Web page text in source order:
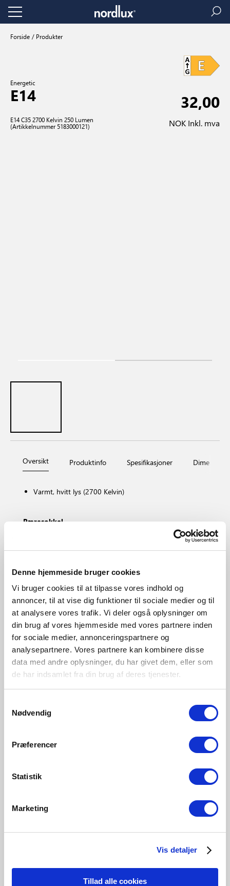
Denne hjemmeside bruger cookies
Vi bruger cookies til at tilpasse vores indhold og
annoncer, til at vise dig funktioner til sociale medier og til
at analysere vores trafik. Vi deler også oplysninger om
din brug af vores hjemmeside med vores partnere inden
for sociale medier, annonceringspartnere og
analysepartnere. Vores partnere kan kombinere disse
data med andre oplysninger, du har givet dem, eller som
de har indsamlet fra din brug af deres tjenester.
Nødvendig
Præferencer
Statistik
Marketing
Vis detaljer
Tillad alle cookies
Forside Produkter
Energetic
E14
E14 C35 2700 Kelvin 250 Lumen
(Artikkelnummer 5183000121)
32,00
NOK Inkl. mva
Oversikt Produktinfo Spesifikasjoner
Varmt, hvitt lys (2700 Kelvin)
Pæresokkel
Fargetemperatur (K)
Lysstyrke (Lumen)
250.0
Område
Forskjellig (avhenger av plassering)
Primært materiale
Glas
5183001521
5183016321
Tilknyttede produkter